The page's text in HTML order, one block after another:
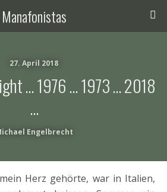
Manafonistas
27. April 2018
… 1976 … 1973 … 2018
…
Engelbrecht
Herz gehörte, war in Italien,